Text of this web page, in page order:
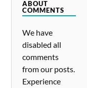
ABOUT
COMMENTS
We have
disabled all
comments
from our posts.
Experience